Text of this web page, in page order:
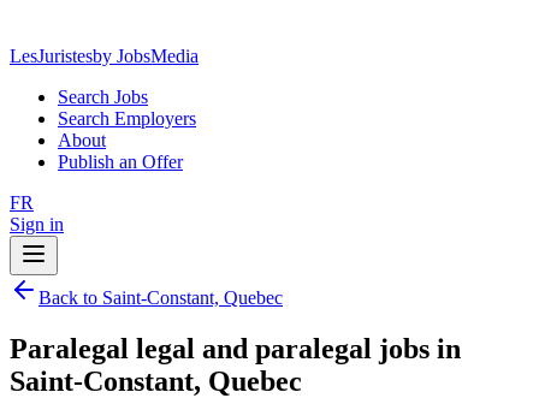
LesJuristesby JobsMedia
Search Jobs
Search Employers
About
Publish an Offer
FR
Sign in
Back to Saint-Constant, Quebec
Paralegal legal and paralegal jobs in
Saint-Constant, Quebec